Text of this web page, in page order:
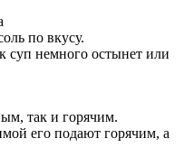
по вкусу.
суп немного остынет или
так и горячим.
его подают горячим, а